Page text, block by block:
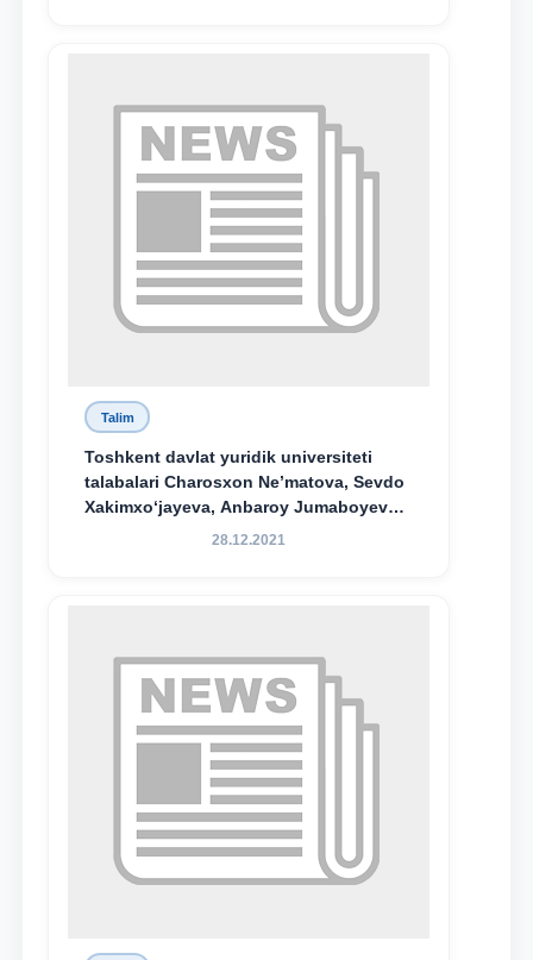
Talim
Toshkent davlat yuridik universiteti
talabalari Charosxon Ne’matova, Sevdo
Xakimxo‘jayeva, Anbaroy Jumaboyeva
hamda TDYU qoshidagi M.S.Vosiqova
bo‘ldi.
28.12.2021